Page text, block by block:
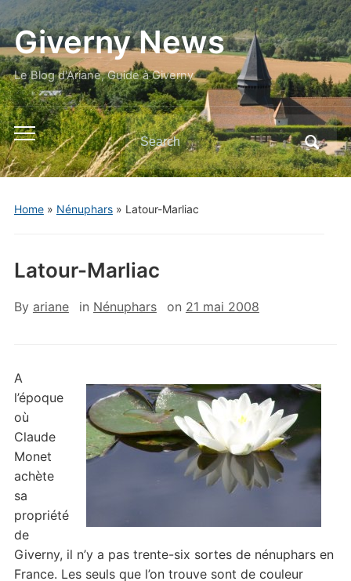
Giverny News
Le Blog d'Ariane, Guide à Giverny
Toggle
mobile
menu
Search
for:
Home» Nénuphars» Latour-Marliac
Latour-Marliac
By ariane in Nénuphars on 21 mai 2008
A
l’époque
où
Claude
Monet
achète
sa
propriété
de
Giverny, il n’y a pas trente-six sortes de nénuphars en
France. Les seuls que l’on trouve sont de couleur